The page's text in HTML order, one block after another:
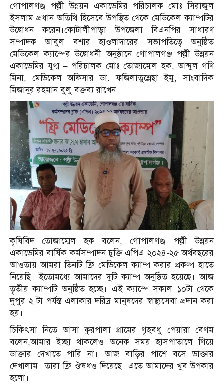
গোপালগঞ্জ পল্লী উন্নয়ন একাডেমির পরিচালক মোঃ সিরাজুল
ইসলাম প্রধান অতিথি হিসেবে উপস্থিত থেকে মেডিকেল ক্যাম্পটির
উদ্বোধন করেন।কোটালীপাড়া উপজেলা বিএনপির সাধারণ
সম্পাদক আবুল বশার হাওলাদারের সভাপতিত্বে অনুষ্ঠিত
মেডিকেল ক্যাম্পের উদ্বোধনী অনুষ্ঠানে গোপালগঞ্জ পল্লী উন্নয়ন
একাডেমির যুগ্ম – পরিচালক মোঃ তোজাম্মেল হক, আব্দুল গণি
মিনা, মেডিকেল অফিসার ডা. ফজিলাতুন্নেছা ইমু, সাংবাদিক
মিজানুর রহমান বুলু বক্তব্য রাখেন।
কৃষিবিদ তোজাম্মেল হক বলেন, গোপালগঞ্জ পল্লী উন্নয়ন
একাডেমির বার্ষিক কর্মসম্পাদন চুক্তি এপিএ ২০২৪-২৫ অর্থবছরের
আওতায় আমরা তিনটি ফ্রি মেডিকেল ক্যাম্প করার প্রকল্প হাতে
নিয়েছি। ইতোমধ্যে আমাদের দুটি ক্যাম্প অনুষ্ঠিত হয়েছে। আজ
তৃতীয় ক্যাম্পটি অনুষ্ঠিত হচ্ছে। এই ক্যাম্পে সকাল ১০টা থেকে
দুপুর ২ টা পর্যন্ত এলাকার দরিদ্র মানুষদের স্বাস্থ্যসেবা প্রদান করা
হয়।
চিকিৎসা নিতে আসা কুরপালা গ্রামের গৃহবধু পেয়ারা বেগম
বলেন,আমার ইচ্ছা থাকলেও অনেক সময় হাসপাতালে গিয়ে
ডাক্তার দেখাতে পারি না। আজ বাড়ির পাশে বসে ডাক্তার
দেখালাম। তারা ফ্রি ঔষধও দিয়েছে। এতে আমাদের খুব উপকার
হলো।